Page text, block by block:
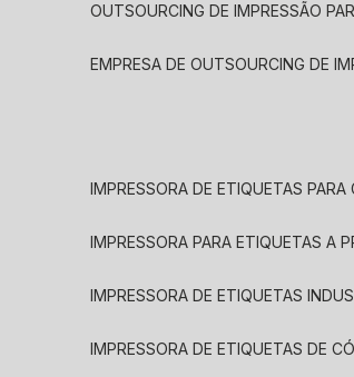
OUTSOURCING DE IMPRESSÃO
EMPRESA DE OUTSOURCING DE
IMPRESSORA DE ETIQUETAS PARA
IMPRESSORA PARA ETIQUETAS A
IMPRESSORA DE ETIQUETAS
IMPRESSORA DE ETIQUETAS DE